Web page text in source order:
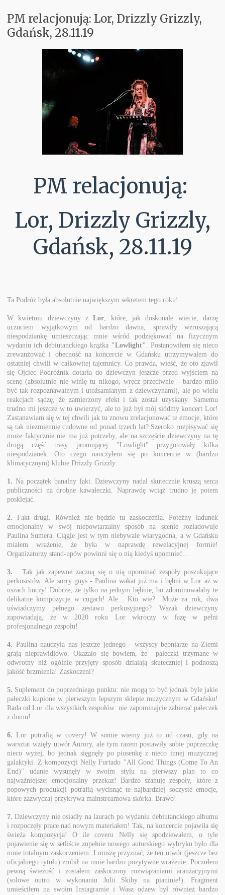
Koncerty
Aktualnie w Głośnikach
Recenzje
PM relacjonują: Lor, Drizzly Grizzly,
Gdańsk, 28.11.19
PM relacjonują:
Lor, Drizzly Grizzly,
Gdańsk, 28.11.19
Ta Podróż była absolutnie największym sekretem tego roku!
W kwietniu dziewczyny zLor , które, jak doskonale wiecie, darzę
uczuciem wyjątkowym od bardzo dawna, sprawiły wzruszającą
niespodziankę umieszczając mnie wśród podziękowań na fizycznym
wydaniu ich debiutanckiego krążka "Lowlight"
. Postanowiłem się nieco
zrewanżować i obecność na koncercie w Gdańsku utrzymywałem do
ostatniej chwili w całkowitej tajemnicy. Co prawda, wieść, że oto zjawił
się Ojciec Podróżnik dotarła do dziewczyn jeszcze przed wyjściem na
scenę (absolutnie nie winię tu nikogo, wręcz przeciwnie - bardzo miło
być tak rozpoznawalnym i utożsamianym z dziewczynami), ale po wielu
reakcjach sądzę, że zamierzony efekt i tak został uzyskany. Samemu
trudno mi jeszcze w to uwierzyć, ale to już był mój siódmy koncert Lor!
Zastanawiam się w tej chwili jak tu znowu zrelacjonować te emocje, które
są tak niezmiennie cudowne od ponad trzech lat? Szeroko rozpisywać się
może faktycznie nie ma już potrzeby, ale na szczęście dziewczyny na tę
drugą część trasy promującej "Lowlight" przygotowały kilka
niespodzianek. Oto czego nauczyłem się po koncercie w (bardzo
klimatycznym) klubie Drizzly Grizzly:
1. Na początek banalny fakt. Dziewczyny nadal skutecznie kruszą serca
publiczności na drobne kawałeczki. Naprawdę wciąż trudno je potem
posklejać.
2. Fakt drugi. Również nie będzie tu zaskoczenia. Potężny ładunek
emocjonalny w swój niepowtarzalny sposób na scenie rozładowuje
Paulina Sumera. Ciągle jest w tym niebywale wiarygodna, a w Gdańsku
miałem wrażenie, że była w naprawdę rewelacyjnej formie!
Organizatorzy stand-upów powinni się o nią kiedyś upomnieć...
3. ...Tak jak zapewne zaczną się o nią upominać zespoły poszukujące
perkusistów. Ale sorry guys - Paulina wakat już ma i bębni w Lor aż w
uszach huczy! Dobrze, że tylko na jednym bębnie, bo zdominowałaby te
delikatne kompozycje w cugach! Ale... Kto wie? Może za rok, dwa
uświadczymy pełnego zestawu perkusyjnego? Wszak dziewczyny
zapowiadają, że w 2020 roku Lor wkroczy w fazę w pełni
profesjonalnego zespołu!
4. Paulina nauczyła nas jeszcze jednego - wszyscy bębniarze na Ziemi
grają nieprawidłowo. Okazało się bowiem, że pałeczki trzymane w
odwrotny niż ogólnie przyjęty sposób działają skuteczniej i podnoszą
jakość brzmienia! Zaskoczeni?
5. Suplement do poprzedniego punktu: nie mogą to być jednak byle jakie
pałeczki kupione w pierwszym lepszym sklepie muzycznym w Gdańsku!
Rada od Lor dla wszystkich zespołów: nie zapominajcie zabierać pałeczek
z domu!
6. Lor potrafią w covery! W sumie wiemy już to od czasu, gdy na
warsztat wzięły utwór Aurory, ale tym razem postawiły sobie poprzeczkę
nieco wyżej, bo jednak sięgnęły po piosenkę z nieco innej muzycznej
galaktyki. Z kompozycji Nelly Furtado "All Good Things (Come To An
End)" udanie wysunęły w swoim stylu na pierwszy plan to co
najważniejsze: emocjonalny przekaz! Bardzo szanuję zespoły, które z
popowych produkcji potrafią wycisnąć te najbardziej soczyste emocje,
które zazwyczaj przykrywa mainstreamowa skórka. Brawo!
7. Dziewczyny nie osiadły na laurach po wydaniu debiutanckiego albumu
i rozpoczęły prace nad nowym materiałem! Tak, na koncercie pojawiła się
świeża kompozycja! O ile coveru Nelly się spodziewałem, o tyle
pojawienie się w setliście zupełnie nowego autorskiego wybryku było dla
mnie totalnym zaskoczeniem. I muszę przyznać, że ten utwór (jeszcze bez
oficjalnego tytułu) zrobił na mnie bardzo pozytywne wrażenie. Poczułem
pewną świeżość i zostałem zaskoczony rozwiązaniami aranżacyjnymi
(solowe outro w wykonaniu Julii Skiby na pianinie!). Fragment
umieściłem na swoim Instagramie i Wasz odzew był również bardzo